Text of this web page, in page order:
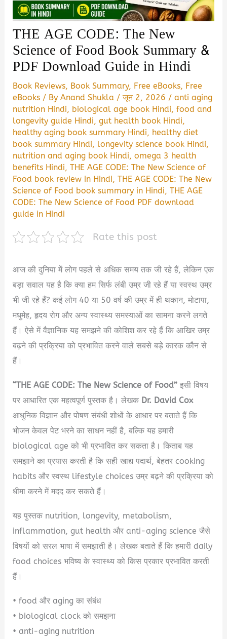
THE AGE CODE: The New
Science of Food Book Summary &
PDF Download Guide in Hindi
Book Reviews, Book Summary, Free eBooks, Free
eBooks / ByAnand Shukla /जून 2, 2026 /anti aging
nutrition Hindi, biological age book Hindi,food and
longevity guide Hindi,gut health book Hindi,
healthy aging book summary Hindi, healthy diet
book summary Hindi, longevity science book Hindi,
nutrition and aging book Hindi,omega 3 health
benefits Hindi,THE AGE CODE: The New Science of
Food book review in Hindi,THE AGE CODE: The New
Science of Food book summary in Hindi,THE AGE
CODE: The New Science of Food PDF download
guide in Hindi
Rate this post
आज की दुनिया में लोग पहले से अधिक समय तक जी रहे हैं, लेकिन एक
बड़ा सवाल यह है कि क्या हम सिर्फ लंबी उम्र जी रहे हैं या स्वस्थ उम्र
भी जी रहे हैं? कई लोग 40 या 50 वर्ष की उम्र में ही थकान, मोटापा,
मधुमेह, हृदय रोग और अन्य स्वास्थ्य समस्याओं का सामना करने लगते
हैं। ऐसे में वैज्ञानिक यह समझने की कोशिश कर रहे हैं कि आखिर उम्र
बढ़ने की प्रक्रिया को प्रभावित करने वाले सबसे बड़े कारक कौन से
हैं।
“THE AGE CODE: The New Science of Food” इसी विषय
पर आधारित एक महत्वपूर्ण पुस्तक है। लेखक Dr. David Cox
आधुनिक विज्ञान और पोषण संबंधी शोधों के आधार पर बताते हैं कि
भोजन केवल पेट भरने का साधन नहीं है, बल्कि यह हमारी
biological age को भी प्रभावित कर सकता है। किताब यह
समझाने का प्रयास करती है कि सही खाद्य पदार्थ, बेहतर cooking
habits और स्वस्थ lifestyle choices उम्र बढ़ने की प्रक्रिया को
धीमा करने में मदद कर सकते हैं।
यह पुस्तक nutrition, longevity, metabolism,
inflammation, gut health और anti-aging science जैसे
विषयों को सरल भाषा में समझाती है। लेखक बताते हैं कि हमारी daily
food choices भविष्य के स्वास्थ्य को किस प्रकार प्रभावित करती
हैं।
• food और aging का संबंध
• biological clock को समझना
• anti-aging nutrition